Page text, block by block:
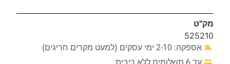
מק"ט
525210
אספקה: 2-10 ימי עסקים (למעט מקרים חריגים)